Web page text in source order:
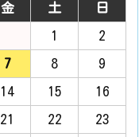
金 土 日
1 2
7 8 9
14 15 16
21 22 23